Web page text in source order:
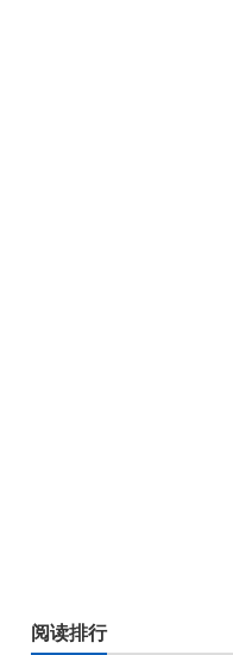
阅读排行